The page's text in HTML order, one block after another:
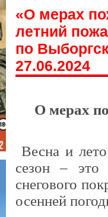
«О мерах
летний
по
27.06.2024
О мерах
Весна и
сезон – это
снегового
осенней